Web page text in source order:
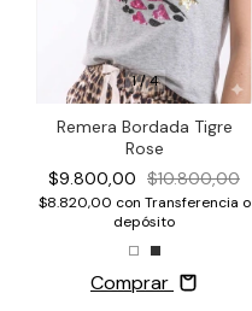
1/4
Remera Bordada Tigre
Rose
$9.800,00 $10.800,00
$8.820,00 con Transferencia o
depósito
Comprar